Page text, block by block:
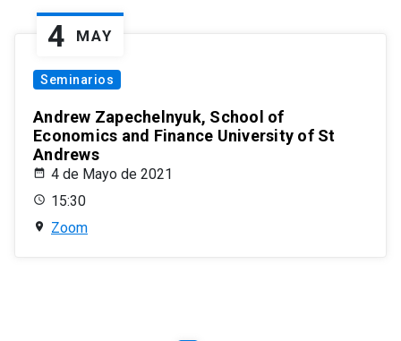
4 MAY
Seminarios
Andrew Zapechelnyuk, School of
Economics and Finance University of St
Andrews
4 de Mayo de 2021
15:30
Zoom